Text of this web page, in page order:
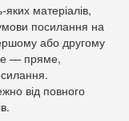
матеріалів,
посилання на
або другому
— пряме,
від повного